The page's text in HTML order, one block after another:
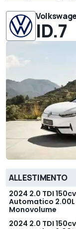
ID.7
ALLESTIMENTO
2024 2.0 TDI
Automatico 2.00L
Monovolume
2024 2.0 TDI